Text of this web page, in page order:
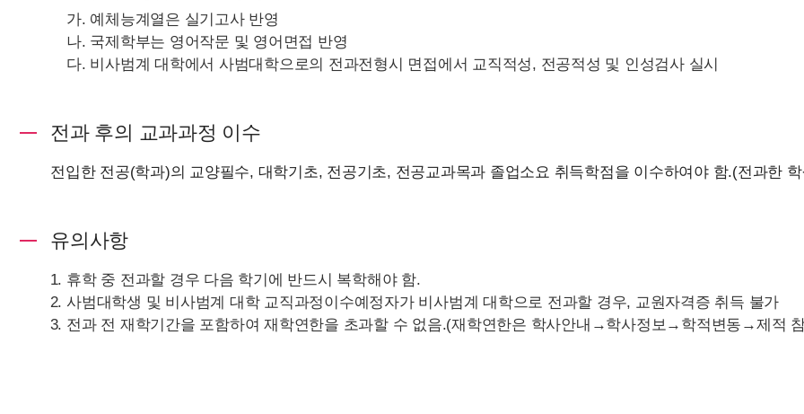
가. 예체능계열은 실기고사 반영
나. 국제학부는 영어작문 및 영어면접 반영
다. 비사범계 대학에서 사범대학으로의 전과전형시 면접에서 교직적성, 전공적성 및 인성검사 실시
전과 후의 교과과정 이수
전입한 전공(학과)의 교양필수, 대학기초, 전공기초, 전공교과목과 졸업소요 취득학점을 이수하여야 함.(전과한
유의사항
휴학 중 전과할 경우 다음 학기에 반드시 복학해야 함.
사범대학생 및 비사범계 대학 교직과정이수예정자가 비사범계 대학으로 전과할 경우, 교원자격증 취득 불가
전과 전 재학기간을 포함하여 재학연한을 초과할 수 없음.(재학연한은 학사안내→학사정보→학적변동→제적